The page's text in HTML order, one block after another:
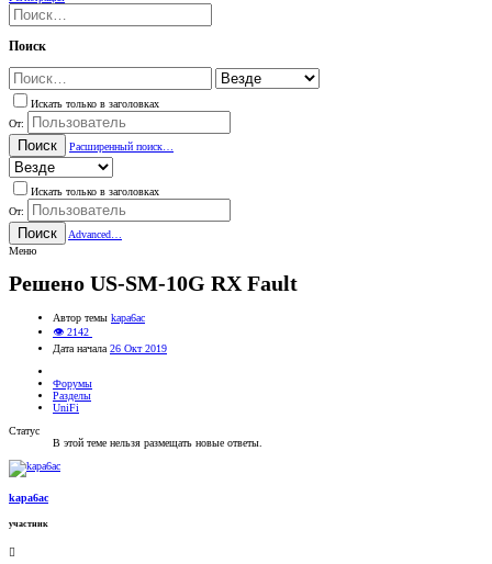
Поиск
Искать только в заголовках
От:
Поиск Расширенный поиск…
Искать только в заголовках
От:
Поиск
Advanced…
Меню
Решено US-SM-10G RX Fault
Автор темы kapa6ac
👁 2142
Дата начала 26 Окт 2019
Форумы
Разделы
UniFi
Статус
В этой теме нельзя размещать новые ответы.
kapa6ac
участник